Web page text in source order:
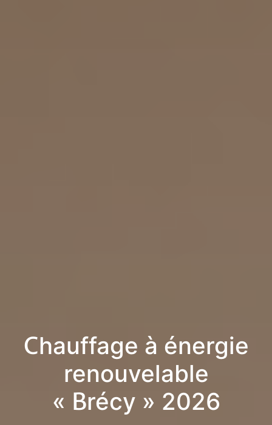
Chauffage à énergie
renouvelable
« Brécy » 2026